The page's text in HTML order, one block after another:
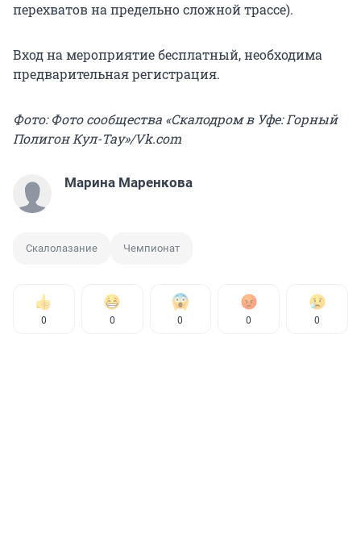
перехватов на предельно сложной трассе).
Вход на мероприятие бесплатный, необходима
предварительная регистрация.
Фото: Фото сообщества «Скалодром в Уфе: Горный
Полигон Кул-Тау»/Vk.com
Марина Маренкова
Скалолазание Чемпионат
0 0 0 0 0